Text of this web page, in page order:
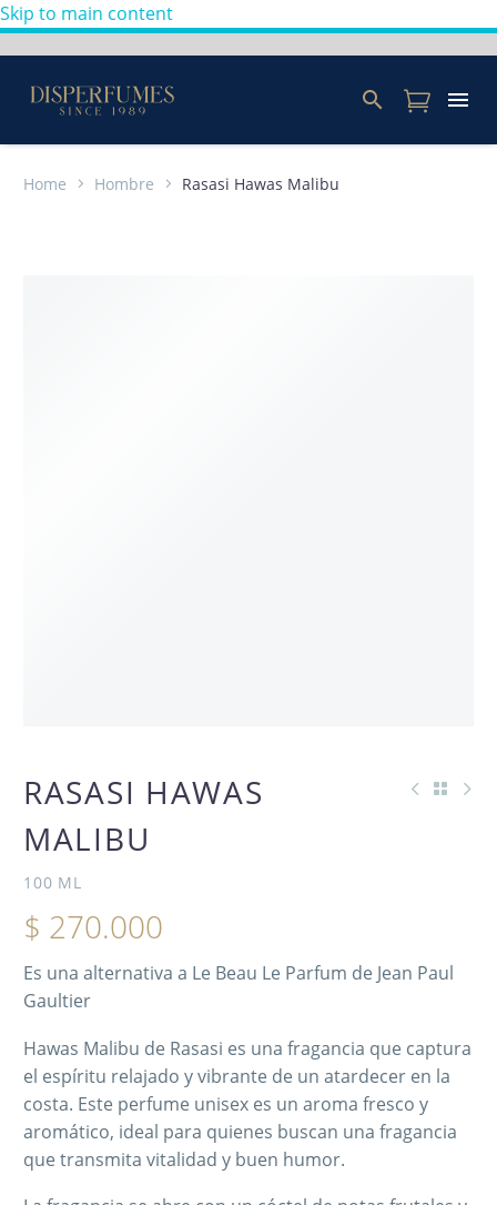
Skip to main content
Home Hombre Rasasi Hawas Malibu
RASASI HAWAS
MALIBU
100 ML
$ 270.000
Es una alternativa a Le Beau Le Parfum de Jean Paul
Gaultier
Hawas Malibu de Rasasi es una fragancia que captura
el espíritu relajado y vibrante de un atardecer en la
costa. Este perfume unisex es un aroma fresco y
aromático, ideal para quienes buscan una fragancia
que transmita vitalidad y buen humor.